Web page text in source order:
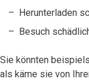
Herunterladen
Besuch
Sie könnten
als käme sie von